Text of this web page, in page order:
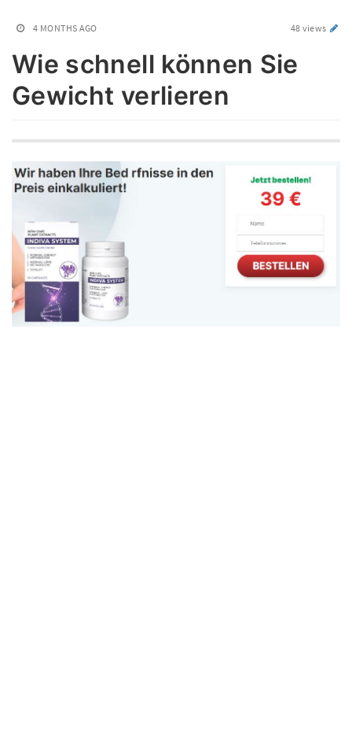
4 MONTHS AGO 48 views
Wie schnell können Sie
Gewicht verlieren